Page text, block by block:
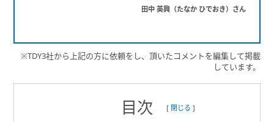
田中 英興（たなか ひでおき）さん
※TDY3社から上記の方に依頼をし、頂いたコメントを編集して掲載
しています。
目次 [ 閉じる ]